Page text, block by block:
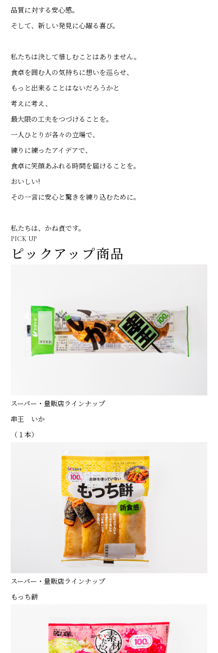
品質に対する安心感。
そして、新しい発見に心躍る喜び。
私たちは決して惜しむことはありません。
食卓を囲む人の気持ちに想いを巡らせ、
もっと出来ることはないだろうかと
考えに考え、
最大限の工夫をつづけることを。
一人ひとりが各々の立場で、
練りに練ったアイデアで、
食卓に笑顔あふれる時間を届けることを。
おいしい!
その一言に安心と驚きを練り込むために。
私たちは、かね貞です。
PICK UP
ピックアップ商品
スーパー・量販店ラインナップ
串王 いか
（１本）
スーパー・量販店ラインナップ
もっち餅